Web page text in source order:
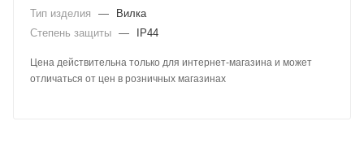
Тип изделия
—
Вилка
Степень защиты — IP44
Цена действительна только для интернет-магазина и может
отличаться от цен в розничных магазинах